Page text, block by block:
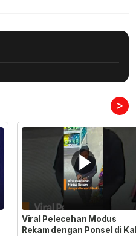
>
Viral Pelecehan Modus
Rekam dengan Ponsel di